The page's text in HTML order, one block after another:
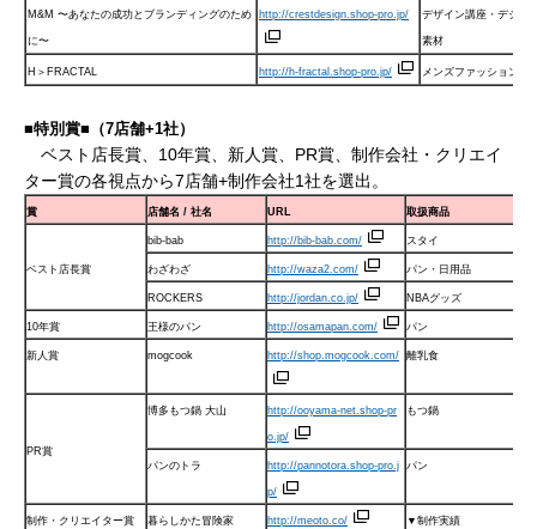
M&M 〜あなたの成功とブランディングのため
に〜
http://crestdesign.shop-pro.jp/ デザイン講座・デジタ
素材
H＞FRACTAL http://h-fractal.shop-pro.jp/ メンズファッション
■特別賞■（7店舗+1社）
ベスト店長賞、10年賞、新人賞、PR賞、制作会社・クリエイ
ター賞の各視点から7店舗+制作会社1社を選出。
賞 店舗名 / 社名 URL 取扱商品
ベスト店長賞
bib-bab http://bib-bab.com/ スタイ
わざわざ http://waza2.com/ パン・日用品
ROCKERS http://jordan.co.jp/ NBAグッズ
10年賞 王様のパン http://osamapan.com/ パン
新人賞 mogcook http://shop.mogcook.com/ 離乳食
PR賞
博多もつ鍋 大山 http://ooyama-net.shop-pr
o.jp/
もつ鍋
パンのトラ http://pannotora.shop-pro.j
p/
パン
制作・クリエイター賞 暮らしかた冒険家 http://meoto.co/ ▼制作実績